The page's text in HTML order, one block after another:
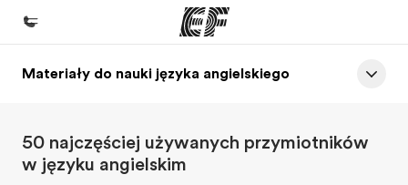
Home
Nasze programy
Materiały do nauki języka angielskiego
50 najczęściej używanych przymiotników
w języku angielskim